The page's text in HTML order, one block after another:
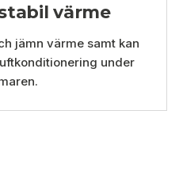
värme
jämn värme samt kan
under